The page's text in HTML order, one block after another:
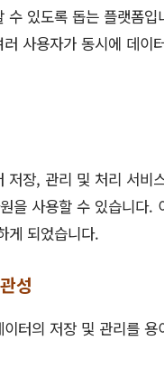
있도록 돕는 플랫폼
사용자가 동시에 데
저장, 관리 및 처리 서비
을 사용할 수 있습니다
게 되었습니다.
성
터의 저장 및 관리를